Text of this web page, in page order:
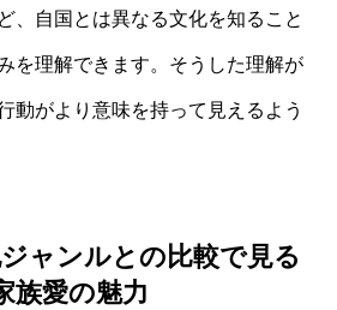
、自国とは異なる文化を知ること
を理解できます。そうした理解が
動がより意味を持って見えるよう
ャンルとの比較で見る
族愛の魅力